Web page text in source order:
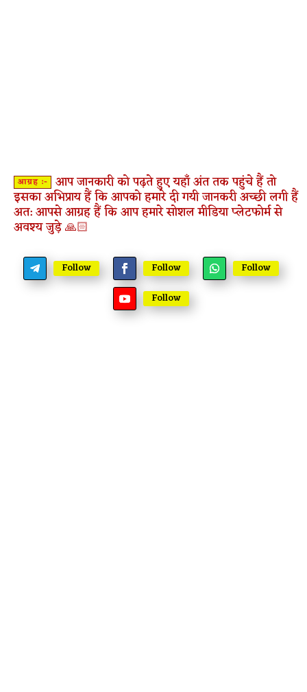
आग्रह :- आप जानकारी को पढ़ते हुए यहाँ अंत तक पहुंचे हैं तो
इसका अभिप्राय हैं कि आपको हमारे दी गयी जानकरी अच्छी लगी हैं
अत: आपसे आग्रह हैं कि आप हमारे सोशल मीडिया प्लेटफोर्म से
अवश्य जुड़े 🙏🏻
Follow Follow
Follow
Follow